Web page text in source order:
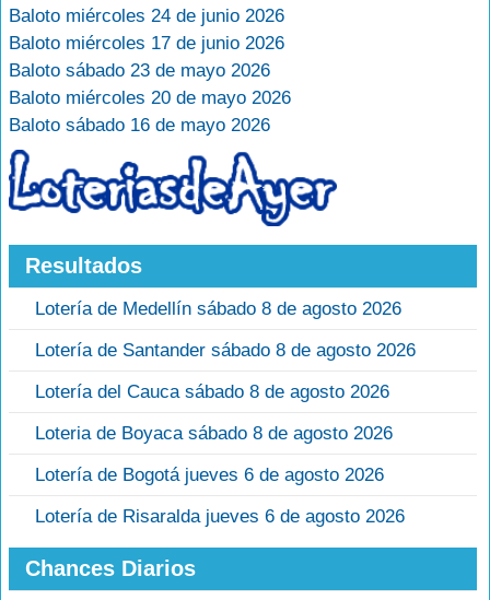
Baloto miércoles 24 de junio 2026
Baloto miércoles 17 de junio 2026
Baloto sábado 23 de mayo 2026
Baloto miércoles 20 de mayo 2026
Baloto sábado 16 de mayo 2026
Resultados
Lotería de Medellín sábado 8 de agosto 2026
Lotería de Santander sábado 8 de agosto 2026
Lotería del Cauca sábado 8 de agosto 2026
Loteria de Boyaca sábado 8 de agosto 2026
Lotería de Bogotá jueves 6 de agosto 2026
Lotería de Risaralda jueves 6 de agosto 2026
Chances Diarios